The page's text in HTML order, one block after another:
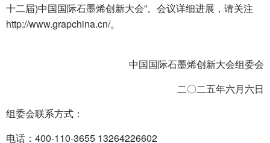
十二届)中国国际石墨烯创新大会”。会议详细进展，请关注
http://www.grapchina.cn/。
中国国际石墨烯创新大会组委会
二〇二五年六月六日
组委会联系方式：
电话：400-110-3655 13264226602